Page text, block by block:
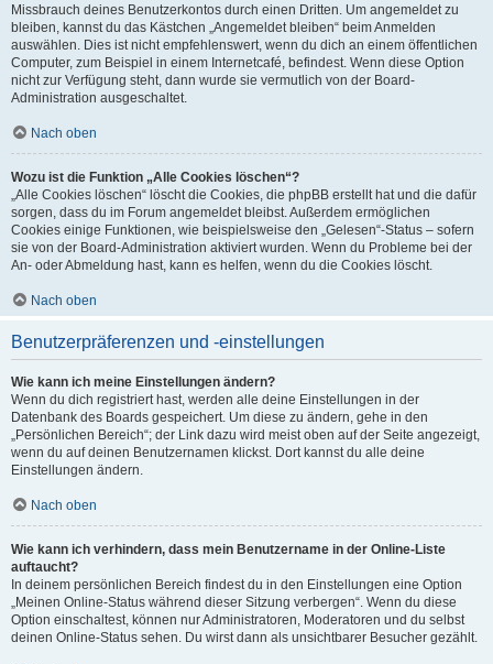
Missbrauch deines Benutzerkontos durch einen Dritten. Um angemeldet zu
bleiben, kannst du das Kästchen „Angemeldet bleiben“ beim Anmelden
auswählen. Dies ist nicht empfehlenswert, wenn du dich an einem öffentlichen
Computer, zum Beispiel in einem Internetcafé, befindest. Wenn diese Option
nicht zur Verfügung steht, dann wurde sie vermutlich von der Board-
Administration ausgeschaltet.
Nach oben
Wozu ist die Funktion „Alle Cookies löschen“?
„Alle Cookies löschen“ löscht die Cookies, die phpBB erstellt hat und die dafür
sorgen, dass du im Forum angemeldet bleibst. Außerdem ermöglichen
Cookies einige Funktionen, wie beispielsweise den „Gelesen“-Status – sofern
sie von der Board-Administration aktiviert wurden. Wenn du Probleme bei der
An- oder Abmeldung hast, kann es helfen, wenn du die Cookies löscht.
Nach oben
Benutzerpräferenzen und -einstellungen
Wie kann ich meine Einstellungen ändern?
Wenn du dich registriert hast, werden alle deine Einstellungen in der
Datenbank des Boards gespeichert. Um diese zu ändern, gehe in den
„Persönlichen Bereich“; der Link dazu wird meist oben auf der Seite angezeigt,
wenn du auf deinen Benutzernamen klickst. Dort kannst du alle deine
Einstellungen ändern.
Nach oben
Wie kann ich verhindern, dass mein Benutzername in der Online-Liste
auftaucht?
In deinem persönlichen Bereich findest du in den Einstellungen eine Option
„Meinen Online-Status während dieser Sitzung verbergen“. Wenn du diese
Option einschaltest, können nur Administratoren, Moderatoren und du selbst
deinen Online-Status sehen. Du wirst dann als unsichtbarer Besucher gezählt.